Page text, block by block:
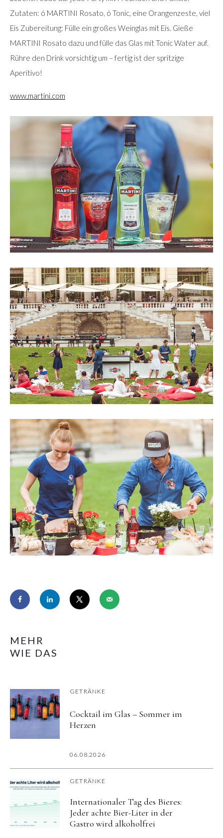
Zutaten: ó MARTINI Rosato, ó Tonic, eine Orangenzeste, viel
Eis Zubereitung: Fülle ein großes Weinglas mit Eis. Gieße
MARTINI Rosato dazu und fülle das Glas mit Tonic Water auf.
Rühre den Drink vorsichtig um – fertig ist der spritzige
Aperitivo!
www.martini.com
MEHR
WIE DAS
GETRÄNKE
Cocktail im Glas – Sommer im
Herzen
06.08.2026
GETRÄNKE
Internationaler Tag des Bieres:
Jeder achte Bier-Liter in der
Gastro wird alkoholfrei